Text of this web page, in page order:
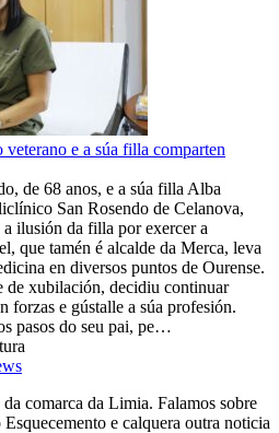
veterano e a súa filla comparten
de 68 anos, e a súa filla Alba
San Rosendo de Celanova,
ilusión da filla por exercer a
que tamén é alcalde da Merca, leva
en diversos puntos de Ourense.
de xubilación, decidiu continuar
forzas e gústalle a súa profesión.
pasos do seu pai, pe…
comarca da Limia. Falamos sobre
e calquera outra noticia